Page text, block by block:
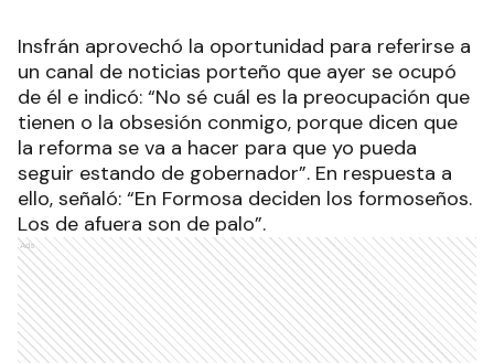
Insfrán aprovechó la oportunidad para referirse a
un canal de noticias porteño que ayer se ocupó
de él e indicó: “No sé cuál es la preocupación que
tienen o la obsesión conmigo, porque dicen que
la reforma se va a hacer para que yo pueda
seguir estando de gobernador”. En respuesta a
ello, señaló: “En Formosa deciden los formoseños.
Los de afuera son de palo”.
Ads